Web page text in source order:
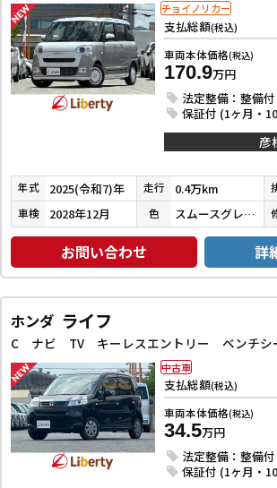
支払総額(税込)
車両本体価格(税込)
170.9万円
法定整備：整備付
保証付 (1ヶ月・
チョイノリカー
彦
年式 2025(令和7)年 走行 0.4万km
車検 2028年12月 色 スムースグレーマイカメタリック／シャイニングホワイトパール
お問い合わせ 詳
ホンダ ライフ
支払総額(税込)
車両本体価格(税込)
34.5万円
法定整備：整備付
保証付 (1ヶ月・
中古車